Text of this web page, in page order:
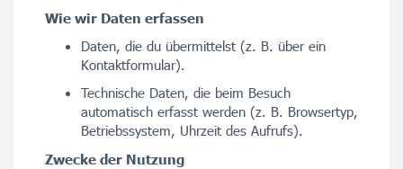
Wie wir Daten erfassen
Daten, die du übermittelst (z. B. über ein
Kontaktformular).
Technische Daten, die beim Besuch
automatisch erfasst werden (z. B. Browsertyp,
Betriebssystem, Uhrzeit des Aufrufs).
Zwecke der Nutzung